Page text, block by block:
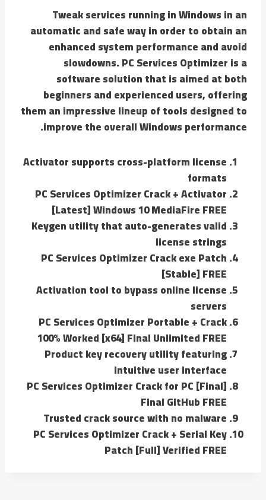
Tweak services running in Windows in an
automatic and safe way in order to obtain an
enhanced system performance and avoid
slowdowns. PC Services Optimizer is a
software solution that is aimed at both
beginners and experienced users, offering
them an impressive lineup of tools designed to
improve the overall Windows performance.
Activator supports cross-platform license
formats
PC Services Optimizer Crack + Activator
[Latest] Windows 10 MediaFire FREE
Keygen utility that auto-generates valid
license strings
PC Services Optimizer Crack exe Patch
[Stable] FREE
Activation tool to bypass online license
servers
PC Services Optimizer Portable + Crack
100% Worked [x64] Final Unlimited FREE
Product key recovery utility featuring
intuitive user interface
PC Services Optimizer Crack for PC [Final]
Final GitHub FREE
Trusted crack source with no malware
PC Services Optimizer Crack + Serial Key
Patch [Full] Verified FREE